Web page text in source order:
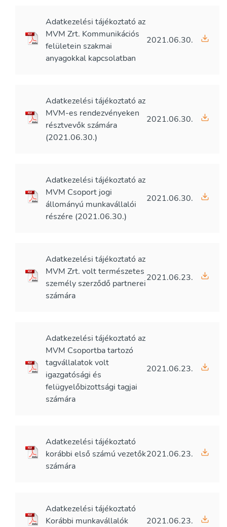
Adatkezelési tájékoztató az
MVM Zrt. Kommunikációs
felületein szakmai
anyagokkal kapcsolatban
2021.06.30.
Adatkezelési tájékoztató az
MVM-es rendezvényeken
résztvevők számára
(2021.06.30.)
2021.06.30.
Adatkezelési tájékoztató az
MVM Csoport jogi
állományú munkavállalói
részére (2021.06.30.)
2021.06.30.
Adatkezelési tájékoztató az
MVM Zrt. volt természetes
személy szerződő partnerei
számára
2021.06.23.
Adatkezelési tájékoztató az
MVM Csoportba tartozó
tagvállalatok volt
igazgatósági és
felügyelőbizottsági tagjai
számára
2021.06.23.
Adatkezelési tájékoztató
korábbi első számú vezetők
számára
2021.06.23.
Adatkezelési tájékoztató
Korábbi munkavállalók
2021.06.23.